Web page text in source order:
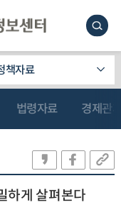
책자료
법령자료 경제관
하게 살펴본다